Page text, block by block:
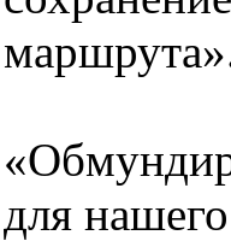
для